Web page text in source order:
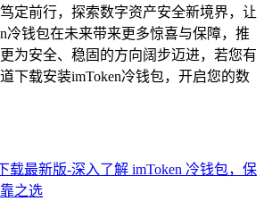
定前行，探索数字资产安全新境界，让
冷钱包在未来带来更多惊喜与保障，推
为安全、稳固的方向阔步迈进，若您有
下载安装imToken冷钱包，开启您的数
载最新版-深入了解 imToken 冷钱包，保
之选